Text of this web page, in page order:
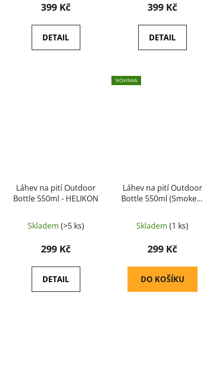
399 Kč
DETAIL
399 Kč
DETAIL
Láhev na pití Outdoor
Bottle 550ml - HELIKON
Skladem (>5 ks)
299 Kč
DETAIL
NOVINKA
Láhev na pití Outdoor
Bottle 550ml (Smoked)
Skladem (1 ks)
299 Kč
DO KOŠÍKU